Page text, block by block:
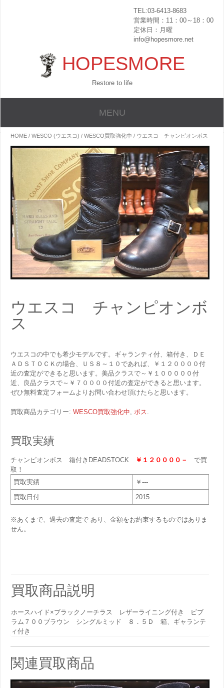
TEL:03-6413-8683
営業時間：11：00～18：00
定休日：月曜
info@hopesmore.net
HOPESMORE
Restore to life
MENU
HOME / WESCO (ウエスコ) / WESCO買取強化中 / ウエスコ チャンピオンボス
ウエスコ チャンピオンボ
ス
ウエスコの中でも希少モデルです。ギャランティ付、箱付き、ＤＥ
ＡＤＳＴＯＣＫの場合、ＵＳ８～１０であれば、￥１２００００付
近の査定ができると思います。美品クラスで～￥１０００００付
近、良品クラスで～￥７００００付近の査定ができると思います。
ぜひ無料査定フォームよりお問い合わせ頂けたらと思います。
買取商品カテゴリー: WESCO買取強化中 ボス
買取実績
チャンピオンボス 箱付きDEADSTOCK ￥１２００００－
で買
取！
買取実績
￥---
買取日付
2015
※あくまで、過去の査定で あり、金額をお約束するものではありま
せん。
買取商品説明
ホースハイド×ブラックノーチラス レザーライニング付き ビブ
ラム７００ブラウン シングルミッド ８．５Ｄ 箱、ギャランテ
ィ付き
関連買取商品